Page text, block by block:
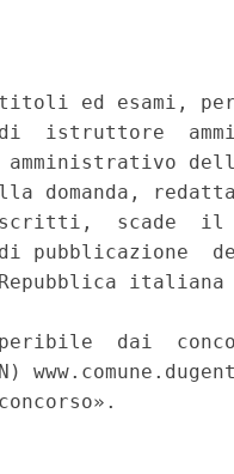
ed esami,
di  istruttore
amministrativo
domanda,
scade  il
pubblicazione
dai